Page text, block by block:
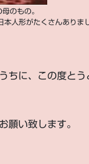
のもの。
人形がたくさんありま
ちに、この度と
願い致します。